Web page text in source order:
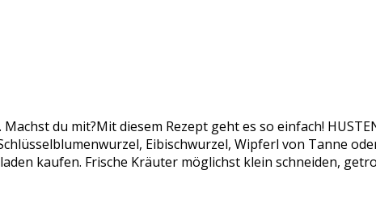
du mit?Mit diesem Rezept geht es so einfach!
Eibischwurzel, Wipferl von Tanne
kaufen. Frische Kräuter möglichst klein schneiden,